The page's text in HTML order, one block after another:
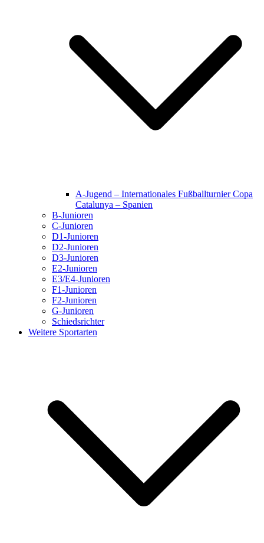
A-Jugend – Internationales Fußballturnier Copa
Catalunya – Spanien
B-Junioren
C-Junioren
D1-Junioren
D2-Junioren
D3-Junioren
E2-Junioren
E3/E4-Junioren
F1-Junioren
F2-Junioren
G-Junioren
Schiedsrichter
Weitere Sportarten